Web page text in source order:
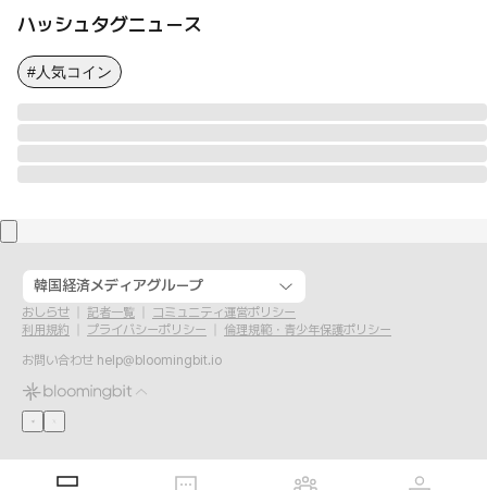
ハッシュタグニュース
#人気コイン
韓国経済メディアグループ
おしらせ 記者一覧
コミュニティ運営ポリシー
利用規約
プライバシーポリシー
倫理規範・青少年保護ポリシー
お問い合わせ help@bloomingbit.io